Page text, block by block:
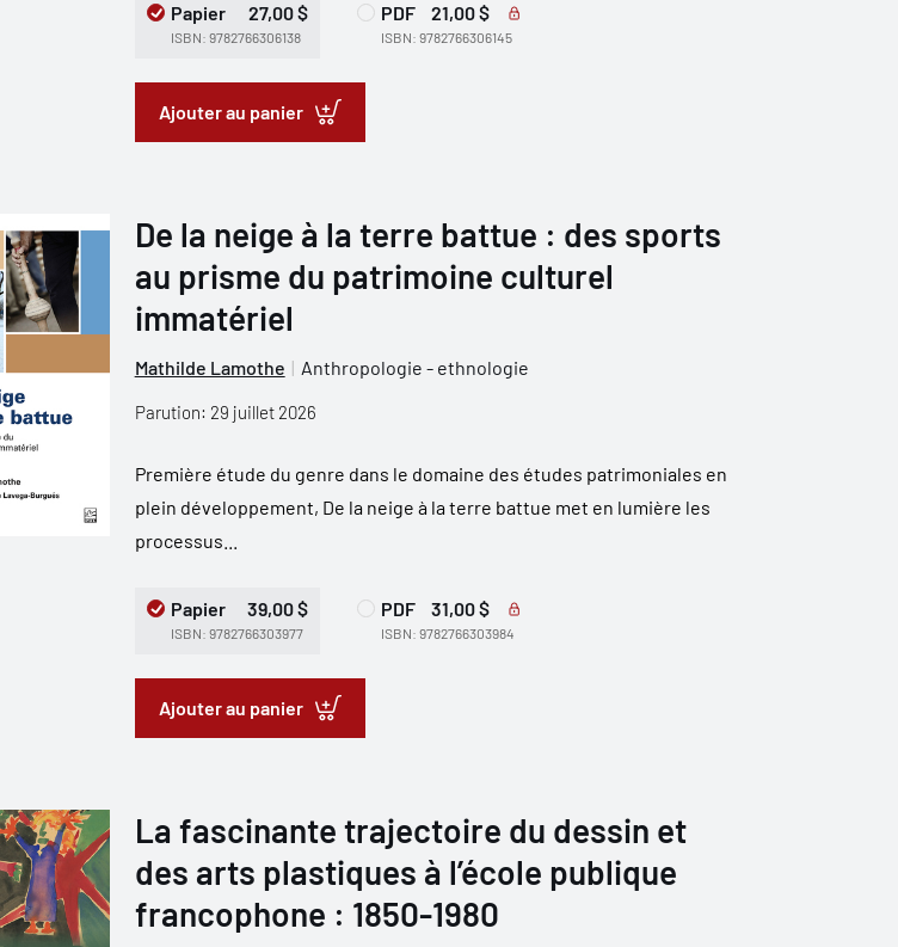
Papier 27,00 $
ISBN: 9782766306138
PDF 21,00 $
ISBN: 9782766306145
Ajouter au panier
De la neige à la terre battue : des sports
au prisme du patrimoine culturel
immatériel
Mathilde Lamothe Anthropologie - ethnologie
Parution: 29 juillet 2026
Première étude du genre dans le domaine des études patrimoniales en
plein développement, De la neige à la terre battue met en lumière les
processus...
Papier 39,00 $
ISBN: 9782766303977
PDF 31,00 $
ISBN: 9782766303984
Ajouter au panier
La fascinante trajectoire du dessin et
des arts plastiques à l’école publique
francophone : 1850-1980